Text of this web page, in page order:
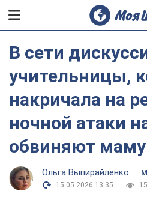
В сети
учительницы,
накричала на
ночной атаки
обвиняют маму
Ольга Выпирайленко
15.05.2026 13:35